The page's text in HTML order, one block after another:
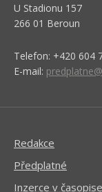
U Stadionu 157
266 01 Beroun
Telefon: +420 604
E-mail:
Redakce
Předplatné
Inzerce v časopise